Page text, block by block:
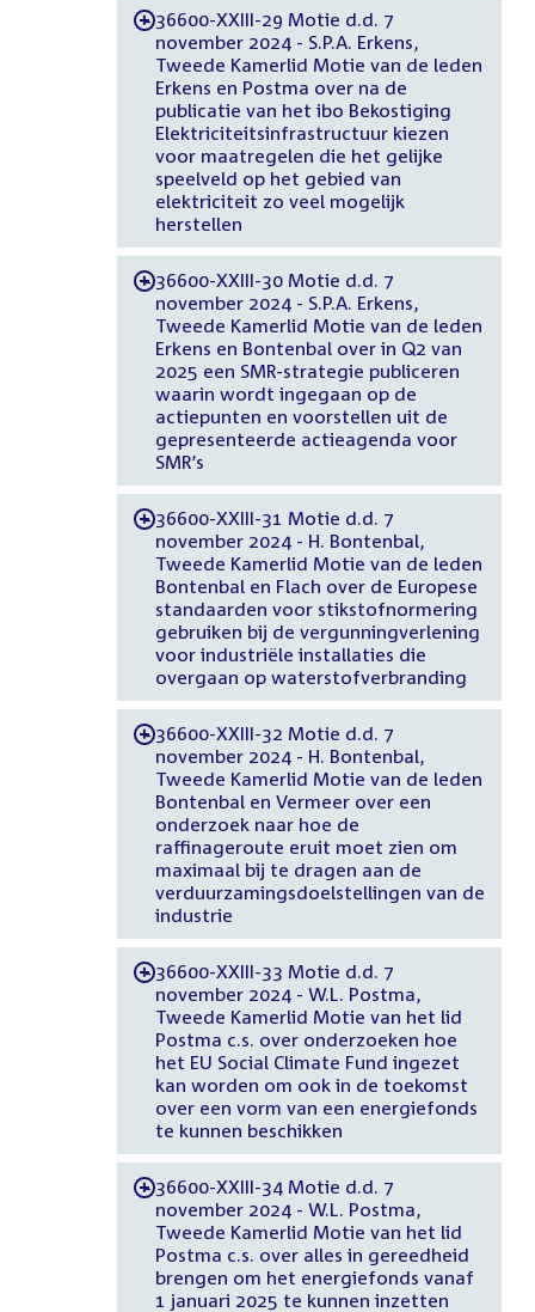
-36600-XXIII-29 Motie d.d. 7
november 2024 - S.P.A. Erkens,
Tweede Kamerlid Motie van de leden
Erkens en Postma over na de
publicatie van het ibo Bekostiging
Elektriciteitsinfrastructuur kiezen
voor maatregelen die het gelijke
speelveld op het gebied van
elektriciteit zo veel mogelijk
herstellen
-36600-XXIII-30 Motie d.d. 7
november 2024 - S.P.A. Erkens,
Tweede Kamerlid Motie van de leden
Erkens en Bontenbal over in Q2 van
2025 een SMR-strategie publiceren
waarin wordt ingegaan op de
actiepunten en voorstellen uit de
gepresenteerde actieagenda voor
SMR’s
-36600-XXIII-31 Motie d.d. 7
november 2024 - H. Bontenbal,
Tweede Kamerlid Motie van de leden
Bontenbal en Flach over de Europese
standaarden voor stikstofnormering
gebruiken bij de vergunningverlening
voor industriële installaties die
overgaan op waterstofverbranding
-36600-XXIII-32 Motie d.d. 7
november 2024 - H. Bontenbal,
Tweede Kamerlid Motie van de leden
Bontenbal en Vermeer over een
onderzoek naar hoe de
raffinageroute eruit moet zien om
maximaal bij te dragen aan de
verduurzamingsdoelstellingen van de
industrie
-36600-XXIII-33 Motie d.d. 7
november 2024 - W.L. Postma,
Tweede Kamerlid Motie van het lid
Postma c.s. over onderzoeken hoe
het EU Social Climate Fund ingezet
kan worden om ook in de toekomst
over een vorm van een energiefonds
te kunnen beschikken
-36600-XXIII-34 Motie d.d. 7
november 2024 - W.L. Postma,
Tweede Kamerlid Motie van het lid
Postma c.s. over alles in gereedheid
brengen om het energiefonds vanaf
1 januari 2025 te kunnen inzetten